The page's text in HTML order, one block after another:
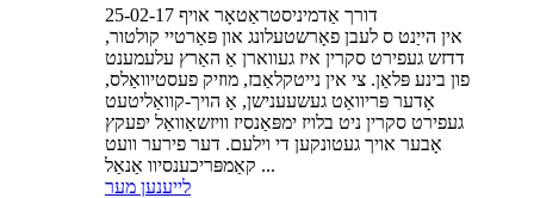
דורך אַדמיניסטראַטאָר אויף 25-02-17
אין הייַנט ס לעבן פאָרשטעלונג און פּאַרטיי קולטור,
דדזש געפירט סקרין איז געווארן אַ האַרץ עלעמענט
פון בינע פּלאַן. צי אין נייטקלאַבז, מוזיק פעסטיוואַלס,
אָדער פּריוואַט געשעענישן, אַ הויך-קוואַליטעט
געפירט סקרין ניט בלויז ימפּאַנסיז וויזשאַוואַל יפעקץ
אָבער אויך געטונקען די וילעם. דער פירער וועט
קאַמפּריכענסיוו אַנאַל ...
לייענען מער